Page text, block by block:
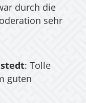
durch die
sehr
: Tolle
guten